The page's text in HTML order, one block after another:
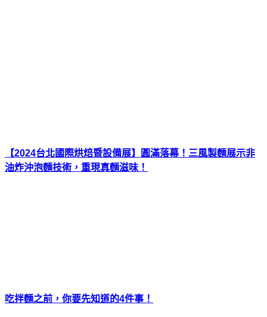
【2024台北國際烘焙暨設備展】圓滿落幕！三風製麵展示非
油炸沖泡麵技術，重現真麵滋味！
吃拌麵之前，你要先知道的4件事！